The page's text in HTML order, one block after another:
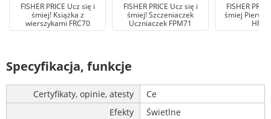
FISHER PRICE Ucz się i
śmiej! Książka z
wierszykami FRC70
FISHER PRICE Ucz się i
śmiej! Szczeniaczek
Uczniaczek FPM71
FISHER
śmiej
Specyfikacja, funkcje
Certyfikaty, opinie, atesty
Ce
Efekty
Świetlne